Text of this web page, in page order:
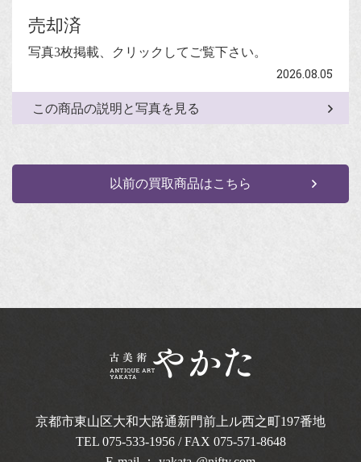
売却済
写真3枚掲載、クリックしてご覧下さい。
2026.08.05
この商品の説明と写真を見る
以前の買取商品はこちら
京都市東山区大和大路通新門前上ル西之町197番地
TEL 075-533-1956/ FAX 075-571-8648